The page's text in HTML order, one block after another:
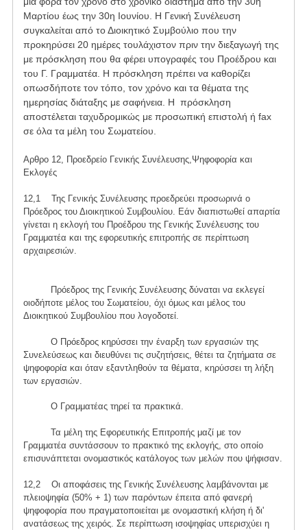
Μαρτίου έως την 30η Ιουνίου. Η Γενική Συνέλευση
συγκαλείται από το Διοικητικό Συμβούλιο που την
προκηρύσει 20 ημέρες τουλάχιστον πριν την διεξαγωγή της
με πρόσκληση που θα φέρει υπογραφές του Προέδρου και
του Γ. Γραμματέα. Η πρόσκληση πρέπει να καθορίζει
οπωσδήποτε τον τόπο, τον χρόνο και τα θέματα της
ημερησίας διάταξης με σαφήνεια. Η πρόσκληση
αποστέλεται ταχυδρομικώς με προσωπική επιστολή ή fax
σε όλα τα μέλη του Σωματείου.
Αρθρο 12, Προεδρείο Γενικής Συνέλευσης,Ψηφοφορία και
Εκλογές
12,1 Της Γενικής Συνέλευσης προεδρεύει προσωρινά ο
Πρόεδρος του Διοικητικού Συμβουλίου. Εάν διαπιστωθεί απαρτία
γίνεται η εκλογή του Προέδρου της Γενικής Συνέλευσης του
Γραμματέα και της εφορευτικής επιτροπής σε περίπτωση
αρχαιρεσιών.
Πρόεδρος της Γενικής Συνέλευσης δύναται να εκλεγεί
οιοδήποτε μέλος του Σωματείου, όχι όμως και μέλος του
Διοικητικού Συμβουλίου που λογοδοτεί.
Ο Πρόεδρος κηρύσσει την έναρξη των εργασιών της
Συνελεύσεως και διευθύνει τις συζητήσεις, θέτει τα ζητήματα σε
ψηφοφορία και όταν εξαντληθούν τα θέματα, κηρύσσει τη λήξη
των εργασιών.
Ο Γραμματέας τηρεί τα πρακτικά.
Τα μέλη της Εφορευτικής Επιτροπής μαζί με τον
Γραμματέα συντάσσουν το πρακτικό της εκλογής, στο οποίο
επισυνάπτεται ονομαστικός κατάλογος των μελών που ψήφισαν.
12,2 Οι αποφάσεις της Γενικής Συνέλευσης λαμβάνονται με
πλειοψηφία (50% + 1) των παρόντων έπειτα από φανερή
ψηφοφορία που πραγματοποιείται με ονομαστική κλήση ή δι'
ανατάσεως της χειρός. Σε περίπτωση ισοψηφίας υπερισχύει η